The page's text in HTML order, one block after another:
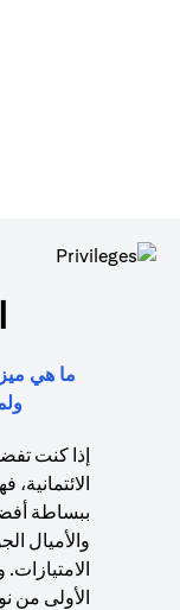
إذا كنت
الائتمانية،
ببساطة
والأميال
الأولى من